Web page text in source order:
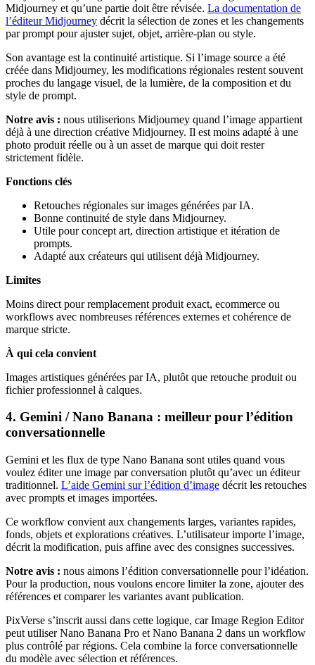
Midjourney et qu’une partie doit être révisée. La documentation de
l’éditeur Midjourney décrit la sélection de zones et les changements
par prompt pour ajuster sujet, objet, arrière-plan ou style.
Son avantage est la continuité artistique. Si l’image source a été
créée dans Midjourney, les modifications régionales restent souvent
proches du langage visuel, de la lumière, de la composition et du
style de prompt.
Notre avis : nous utiliserions Midjourney quand l’image appartient
déjà à une direction créative Midjourney. Il est moins adapté à une
photo produit réelle ou à un asset de marque qui doit rester
strictement fidèle.
Fonctions clés
Retouches régionales sur images générées par IA.
Bonne continuité de style dans Midjourney.
Utile pour concept art, direction artistique et itération de
prompts.
Adapté aux créateurs qui utilisent déjà Midjourney.
Limites
Moins direct pour remplacement produit exact, ecommerce ou
workflows avec nombreuses références externes et cohérence de
marque stricte.
À qui cela convient
Images artistiques générées par IA, plutôt que retouche produit ou
fichier professionnel à calques.
4. Gemini / Nano Banana : meilleur pour l’édition
conversationnelle
Gemini et les flux de type Nano Banana sont utiles quand vous
voulez éditer une image par conversation plutôt qu’avec un éditeur
traditionnel. L’aide Gemini sur l’édition d’image décrit les retouches
avec prompts et images importées.
Ce workflow convient aux changements larges, variantes rapides,
fonds, objets et explorations créatives. L’utilisateur importe l’image,
décrit la modification, puis affine avec des consignes successives.
Notre avis : nous aimons l’édition conversationnelle pour l’idéation.
Pour la production, nous voulons encore limiter la zone, ajouter des
références et comparer les variantes avant publication.
PixVerse s’inscrit aussi dans cette logique, car Image Region Editor
peut utiliser Nano Banana Pro et Nano Banana 2 dans un workflow
plus contrôlé par régions. Cela combine la force conversationnelle
du modèle avec sélection et références.